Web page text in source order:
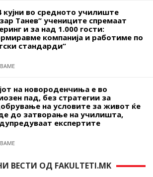
кујни во средното училиште
Танев“ учениците спремаат
и за над 1.000 гости:
компанија и работиме по
стандарди“
на новороденчиња е во
пад, без стратегии за
на условите за живот ќе
до затворање на училишта,
експертите
ВЕСТИ ОД FAKULTETI.MK